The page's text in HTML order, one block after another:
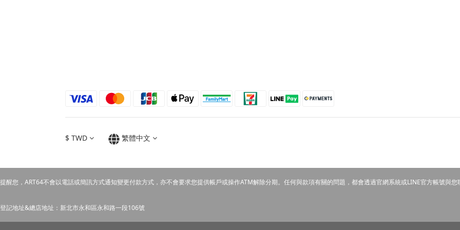
$ TWD 繁體中文
提醒您，ART64不會以電話或簡訊方式通知變更付款方式，亦不會要求您提供帳戶或操作ATM解除分期。任何與款項有關的問題，都會透過官網系統或LINE官方帳號與您
登記地址&總店地址：新北市永和區永和路一段106號